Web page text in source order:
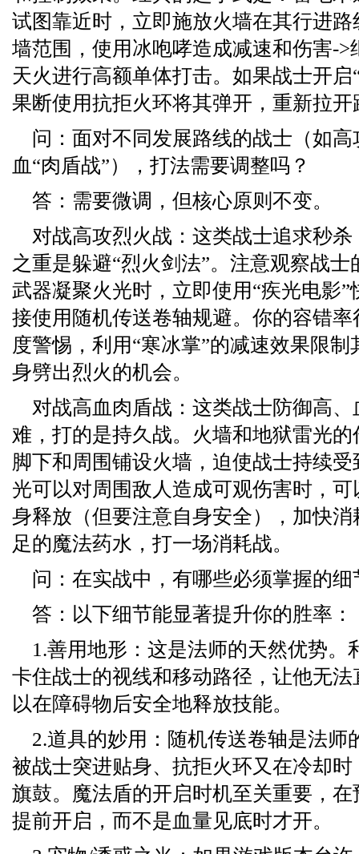
试图靠近时，立即施放火墙在其行进
墙范围，使用冰咆哮造成减速和伤害->
天火进行高额单体打击。如果战士开启
果断使用抗拒火环将其弹开，重新拉开
问：面对不同发展路线的战士（如高
血“肉盾战”），打法需要调整吗？
答：需要微调，但核心原则不变。
对战高攻烈火战：这类战士追求秒
之重是躲避“烈火剑法”。注意观察战
武器凝聚火光时，立即使用“疾光电影
接使用随机传送卷轴规避。你的容错
度警惕，利用“寒冰掌”的减速效果限
身劈出烈火的机会。
对战高血肉盾战：这类战士防御高
难，打的是持久战。火墙和地狱雷光
脚下和周围铺设火墙，迫使战士持续
光可以对周围敌人造成可观伤害时，
身释放（但要注意自身安全），加快
足的魔法药水，打一场消耗战。
问：在实战中，有哪些必须掌握的
答：以下细节能显著提升你的胜率：
1.善用地形：这是法师的天然优势。
卡住战士的视线和移动路径，让他无
以在障碍物后安全地释放技能。
2.道具的妙用：随机传送卷轴是法师
被战士突进贴身、抗拒火环又在冷却
旗鼓。魔法盾的开启时机至关重要，
提前开启，而不是血量见底时才开。